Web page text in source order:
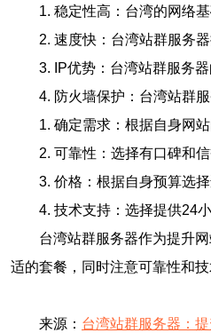
1. 稳定性高：台湾的网络
2. 速度快：台湾站群服务
3. IP优势：台湾站群服务
4. 防火墙保护：台湾站群
1. 确定需求：根据自身网
2. 可靠性：选择有口碑和
3. 价格：根据自身预算选
4. 技术支持：选择提供24
台湾站群服务器作为提升
适的套餐，同时注意可靠性和
来源： 台湾站群服务器：